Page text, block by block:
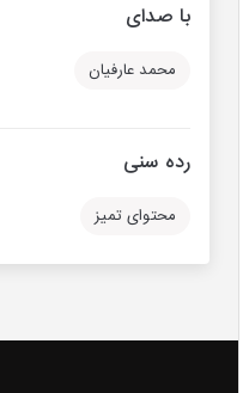
با صدای
محمد عارفیان
رده سنی
محتوای تمیز